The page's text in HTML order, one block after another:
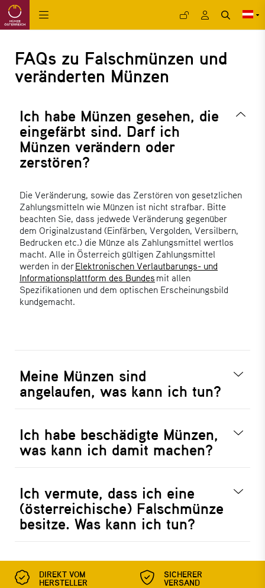
FAQs zu Falschmünzen und
veränderten Münzen
Ich habe Münzen gesehen, die
eingefärbt sind. Darf ich
Münzen verändern oder
zerstören?
Die Veränderung, sowie das Zerstören von gesetzlichen
Zahlungsmitteln wie Münzen ist nicht strafbar. Bitte
beachten Sie, dass jedwede Veränderung gegenüber
dem Originalzustand (Einfärben, Vergolden, Versilbern,
Bedrucken etc.) die Münze als Zahlungsmittel wertlos
macht. Alle in Österreich gültigen Zahlungsmittel
werden in derElektronischen Verlautbarungs- und
Informationsplattform des Bundes mit allen
Spezifikationen und dem optischen Erscheinungsbild
kundgemacht.
Meine Münzen sind
angelaufen, was kann ich tun?
Ich habe beschädigte Münzen,
was kann ich damit machen?
Ich vermute, dass ich eine
(österreichische) Falschmünze
besitze. Was kann ich tun?
DIREKT VOM
HERSTELLER
SICHERER
VERSAND